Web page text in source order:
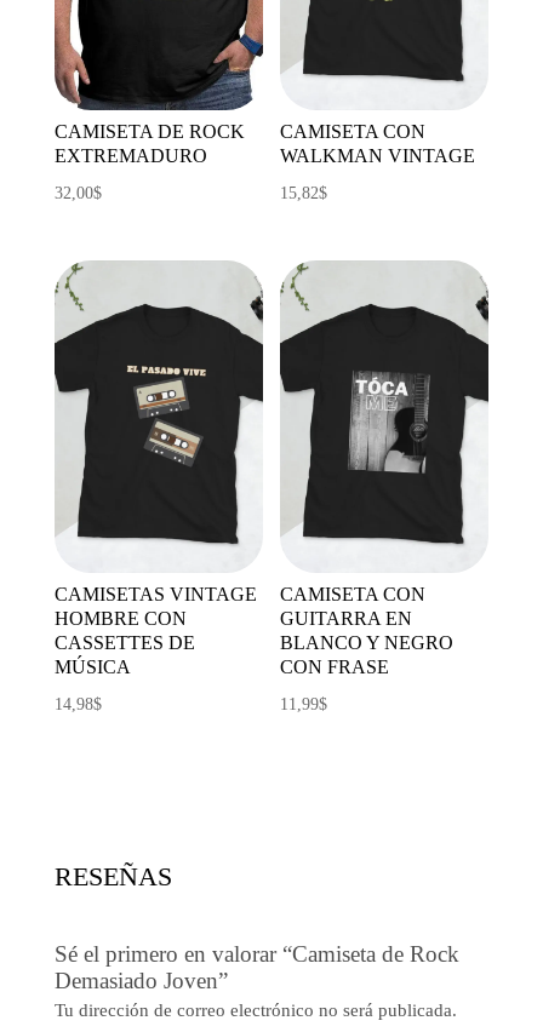
CAMISETA DE ROCK
EXTREMADURO
32,00$
CAMISETA CON
WALKMAN VINTAGE
15,82$
CAMISETAS VINTAGE
HOMBRE CON
CASSETTES DE
MÚSICA
14,98$
CAMISETA CON
GUITARRA EN
BLANCO Y NEGRO
CON FRASE
11,99$
RESEÑAS
Sé el primero en valorar “Camiseta de Rock
Demasiado Joven”
Tu dirección de correo electrónico no será publicada.